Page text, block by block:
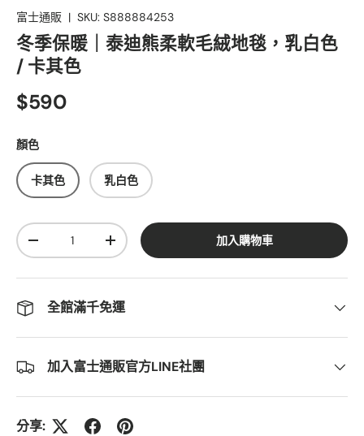
富士通販 | SKU: S888884253
冬季保暖｜泰迪熊柔軟毛絨地毯，乳白色
/ 卡其色
$590
顏色
卡其色 乳白色
數量
-
+ 加入購物車
全館滿千免運
加入富士通販官方LINE社團
分享: